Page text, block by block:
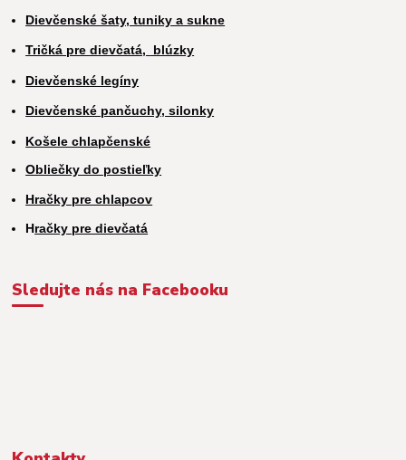
Dievčenské šaty, tuniky a sukne
Tričká pre dievčatá, blúzky
Dievčenské legíny
Dievčenské pančuchy, silonky
Košele chlapčenské
Obliečky do postieľky
Hračky pre chlapcov
Hračky pre dievčatá
Sledujte nás na Facebooku